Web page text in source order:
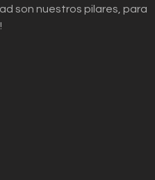
son nuestros pilares, para